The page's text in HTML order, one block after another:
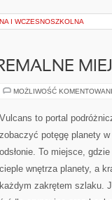
I WCZESNOSZKOLNA
MOŻLIWOŚĆ
Vulcans to portal
zobaczyć potęgę planety
odsłonie. To miejsce,
cieple wnętrza planety, a
każdym zakrętem szlaku.